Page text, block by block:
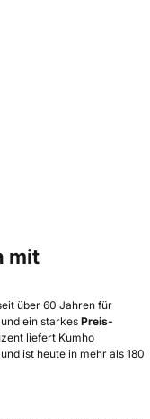
mit
über 60 Jahren für
ein starkes Preis-
liefert Kumho
ist heute in mehr als 180